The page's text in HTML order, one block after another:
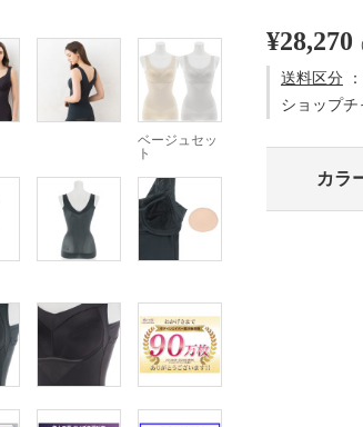
ベージュセッ
ト
¥28,270
送料区分
ショップチ
カラ